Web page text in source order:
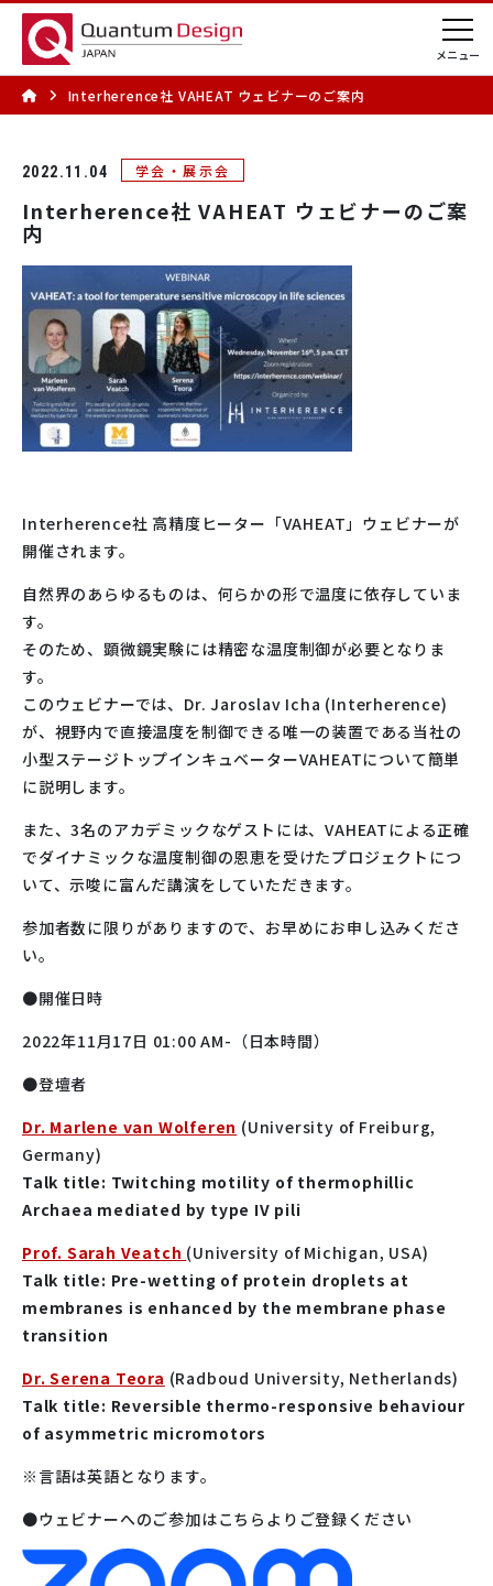
Interherence社 VAHEAT ウェビナーのご案内
2022.11.04 学会・展示会
Interherence社 VAHEAT ウェビナーのご案
内
Interherence社 高精度ヒーター「VAHEAT」ウェビナーが
開催されます。
自然界のあらゆるものは、何らかの形で温度に依存していま
す。
そのため、顕微鏡実験には精密な温度制御が必要となりま
す。
このウェビナーでは、 Dr. Jaroslav Icha (Interherence)
が、視野内で直接温度を制御できる唯一の装置である当社の
小型ステージトップインキュベーターVAHEATについて簡単
に説明します。
また、3名のアカデミックなゲストには、VAHEATによる正確
でダイナミックな温度制御の恩恵を受けたプロジェクトにつ
いて、示唆に富んだ講演をしていただきます。
参加者数に限りがありますので、お早めにお申し込みくださ
い。
●開催日時
2022年11月17日 01:00 AM- （日本時間）
●登壇者
Dr. Marlene van Wolferen (University of Freiburg,
Germany)
Talk title: Twitching motility of thermophillic
Archaea mediated by type IV pili
Prof. Sarah Veatch (University of Michigan, USA)
Talk title: Pre-wetting of protein droplets at
membranes is enhanced by the membrane phase
transition
Dr. Serena Teora (Radboud University, Netherlands)
Talk title: Reversible thermo-responsive behaviour
of asymmetric micromotors
※言語は英語となります。
●ウェビナーへのご参加はこちらよりご登録ください